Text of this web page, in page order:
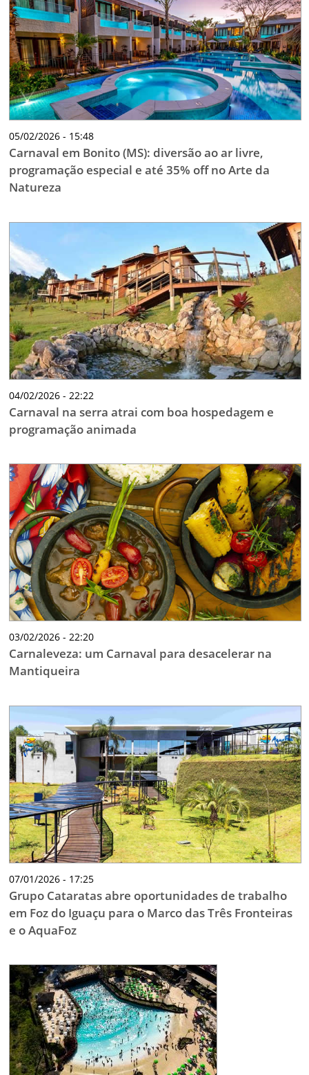
05/02/2026 - 15:48
Carnaval em Bonito (MS): diversão ao ar livre,
programação especial e até 35% off no Arte da
Natureza
04/02/2026 - 22:22
Carnaval na serra atrai com boa hospedagem e
programação animada
03/02/2026 - 22:20
Carnaleveza: um Carnaval para desacelerar na
Mantiqueira
07/01/2026 - 17:25
Grupo Cataratas abre oportunidades de trabalho
em Foz do Iguaçu para o Marco das Três Fronteiras
e o AquaFoz